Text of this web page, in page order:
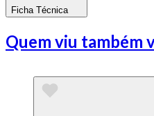
Ficha Técnica
Quem viu também